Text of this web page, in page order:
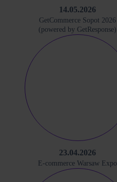
14.05.2026
GetCommerce Sopot 2026
(powered by GetResponse)
23.04.2026
E-commerce Warsaw Expo